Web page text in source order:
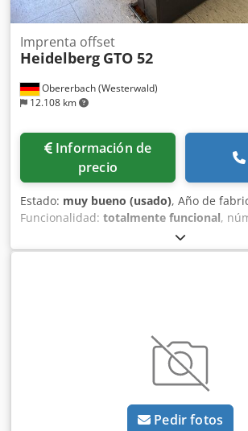
Obererbach (Westerwald)
12.108 km
Imprenta offset
Heidelberg GTO 52
Información de
precio
Estado: muy bueno (usado), Año de
Funcionalidad: totalmente funcional,
, Ref. STC: G-
Chodpfezfimnsx Afdea Heidelberg GTO-
Pedir fotos